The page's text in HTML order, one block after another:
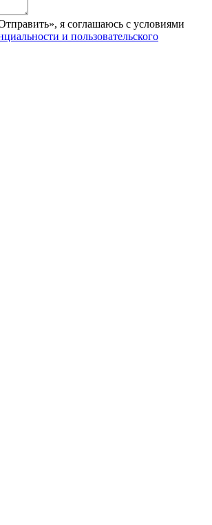
я соглашаюсь с условиями
и пользовательского